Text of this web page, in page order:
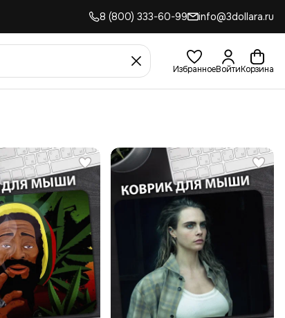
8 (800) 333-60-99 info@3dollara.ru
ИзбранноеВойтиКорзина